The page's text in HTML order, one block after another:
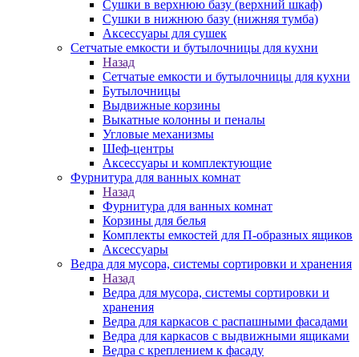
Сушки в верхнюю базу (верхний шкаф)
Сушки в нижнюю базу (нижняя тумба)
Аксессуары для сушек
Сетчатые емкости и бутылочницы для кухни
Назад
Сетчатые емкости и бутылочницы для кухни
Бутылочницы
Выдвижные корзины
Выкатные колонны и пеналы
Угловые механизмы
Шеф-центры
Аксессуары и комплектующие
Фурнитура для ванных комнат
Назад
Фурнитура для ванных комнат
Корзины для белья
Комплекты емкостей для П-образных ящиков
Аксессуары
Ведра для мусора, системы сортировки и хранения
Назад
Ведра для мусора, системы сортировки и
хранения
Ведра для каркасов с распашными фасадами
Ведра для каркасов с выдвижными ящиками
Ведра с креплением к фасаду